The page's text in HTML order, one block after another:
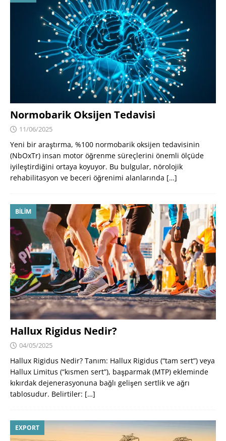
Normobarik Oksijen Tedavisi
11/06/2025
Yeni bir araştırma, %100 normobarik oksijen tedavisinin
(NbOxTr) insan motor öğrenme süreçlerini önemli ölçüde
iyileştirdiğini ortaya koyuyor. Bu bulgular, nörolojik
rehabilitasyon ve beceri öğrenimi alanlarında […]
BILIM
Hallux Rigidus Nedir?
04/05/2025
Hallux Rigidus Nedir? Tanım: Hallux Rigidus (“tam sert”) veya
Hallux Limitus (“kısmen sert”), başparmak (MTP) ekleminde
kıkırdak dejenerasyonuna bağlı gelişen sertlik ve ağrı
tablosudur. Belirtiler: […]
EXPORT